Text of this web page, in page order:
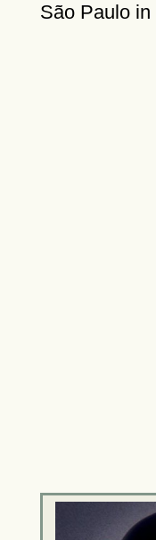
São Paulo